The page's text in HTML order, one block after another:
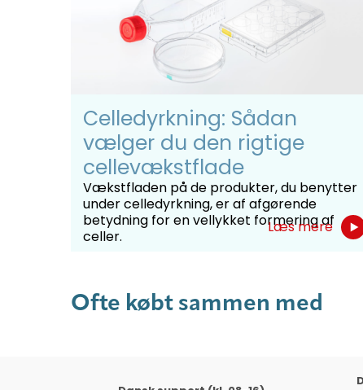
Celledyrkning: Sådan
vælger du den rigtige
cellevækstflade
Vækstfladen på de produkter, du benytter
under celledyrkning, er af afgørende
betydning for en vellykket formering af
celler.
Læs mere
Ofte købt sammen med